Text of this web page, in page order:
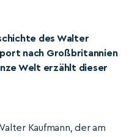
des Walter
nach Großbritannien
Welt erzählt dieser
Kaufmann, der am